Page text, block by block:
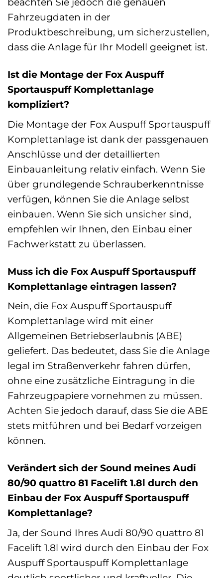
Fahrzeugdaten in der
Produktbeschreibung, um sicherzustellen,
dass die Anlage für Ihr Modell geeignet ist.
Ist die Montage der Fox Auspuff
Sportauspuff Komplettanlage
kompliziert?
Die Montage der Fox Auspuff Sportauspuff
Komplettanlage ist dank der passgenauen
Anschlüsse und der detaillierten
Einbauanleitung relativ einfach. Wenn Sie
über grundlegende Schrauberkenntnisse
verfügen, können Sie die Anlage selbst
einbauen. Wenn Sie sich unsicher sind,
empfehlen wir Ihnen, den Einbau einer
Fachwerkstatt zu überlassen.
Muss ich die Fox Auspuff Sportauspuff
Komplettanlage eintragen lassen?
Nein, die Fox Auspuff Sportauspuff
Komplettanlage wird mit einer
Allgemeinen Betriebserlaubnis (ABE)
geliefert. Das bedeutet, dass Sie die Anlage
legal im Straßenverkehr fahren dürfen,
ohne eine zusätzliche Eintragung in die
Fahrzeugpapiere vornehmen zu müssen.
Achten Sie jedoch darauf, dass Sie die ABE
stets mitführen und bei Bedarf vorzeigen
können.
Verändert sich der Sound meines Audi
80/90 quattro 81 Facelift 1.8l durch den
Einbau der Fox Auspuff Sportauspuff
Komplettanlage?
Ja, der Sound Ihres Audi 80/90 quattro 81
Facelift 1.8l wird durch den Einbau der Fox
Auspuff Sportauspuff Komplettanlage